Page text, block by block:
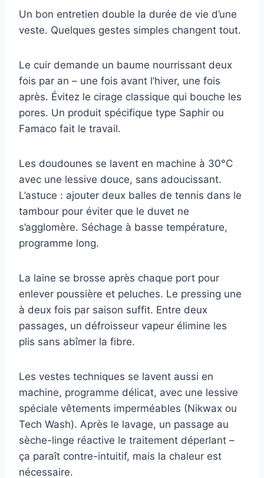
Un bon entretien double la durée de vie d’une
veste. Quelques gestes simples changent tout.
Le cuir demande un baume nourrissant deux
fois par an – une fois avant l’hiver, une fois
après. Évitez le cirage classique qui bouche les
pores. Un produit spécifique type Saphir ou
Famaco fait le travail.
Les doudounes se lavent en machine à 30°C
avec une lessive douce, sans adoucissant.
L’astuce : ajouter deux balles de tennis dans le
tambour pour éviter que le duvet ne
s’agglomère. Séchage à basse température,
programme long.
La laine se brosse après chaque port pour
enlever poussière et peluches. Le pressing une
à deux fois par saison suffit. Entre deux
passages, un défroisseur vapeur élimine les
plis sans abîmer la fibre.
Les vestes techniques se lavent aussi en
machine, programme délicat, avec une lessive
spéciale vêtements imperméables (Nikwax ou
Tech Wash). Après le lavage, un passage au
sèche-linge réactive le traitement déperlant –
ça paraît contre-intuitif, mais la chaleur est
nécessaire.